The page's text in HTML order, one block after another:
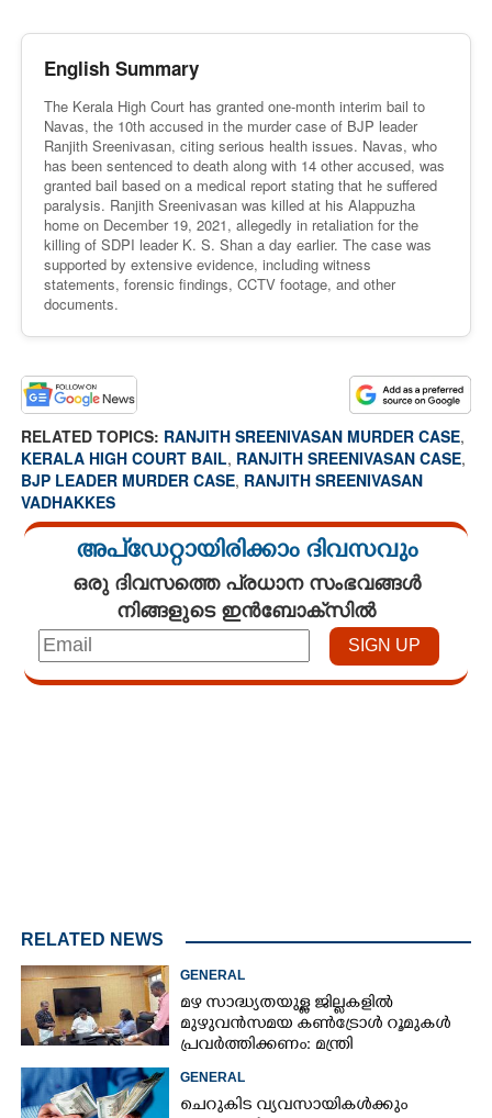
English Summary
The Kerala High Court has granted one-month interim bail to
Navas, the 10th accused in the murder case of BJP leader
Ranjith Sreenivasan, citing serious health issues. Navas, who
has been sentenced to death along with 14 other accused, was
granted bail based on a medical report stating that he suffered
paralysis. Ranjith Sreenivasan was killed at his Alappuzha
home on December 19, 2021, allegedly in retaliation for the
killing of SDPI leader K. S. Shan a day earlier. The case was
supported by extensive evidence, including witness
statements, forensic findings, CCTV footage, and other
documents.
RELATED TOPICS: RANJITH SREENIVASAN MURDER CASE,
KERALA HIGH COURT BAIL, RANJITH SREENIVASAN CASE,
BJP LEADER MURDER CASE, RANJITH SREENIVASAN
VADHAKKES
അപ്ഡേറ്റായിരിക്കാം ദിവസവും
ഒരു ദിവസത്തെ പ്രധാന സംഭവങ്ങൾ
നിങ്ങളുടെ ഇൻബോക്സിൽ
RELATED NEWS
GENERAL
മഴ സാദ്ധ്യതയുള്ള ജില്ലകളിൽ
മുഴുവൻസമയ കൺട്രോൾ റൂമുകൾ
പ്രവർത്തിക്കണം: മന്ത്രി
GENERAL
ചെറുകിട വ്യവസായികൾക്കും